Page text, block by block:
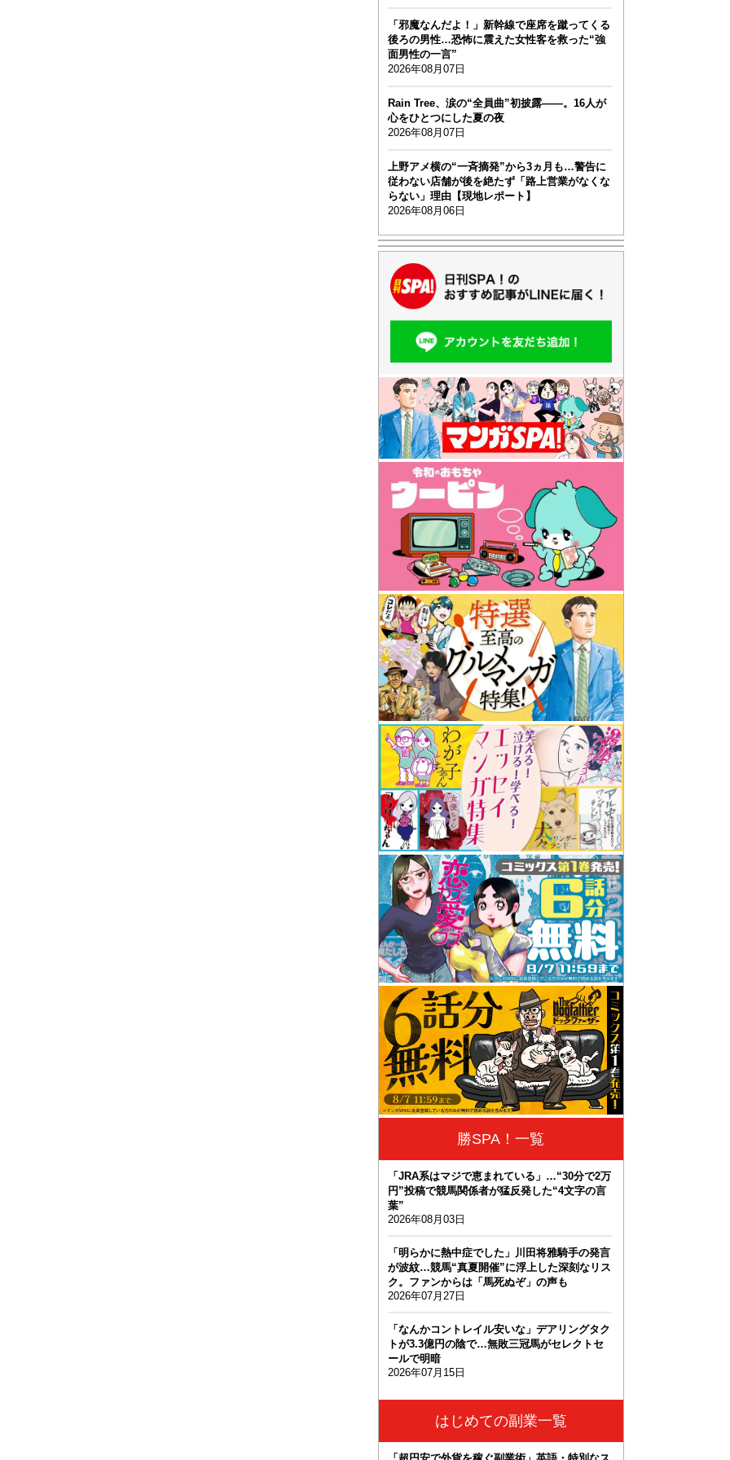
「邪魔なんだよ！」新幹線で座席を蹴ってくる
後ろの男性…恐怖に震えた女性客を救った“強
面男性の一言”
2026年08月07日
Rain Tree、涙の“全員曲”初披露――。16人が
心をひとつにした夏の夜
2026年08月07日
上野アメ横の“一斉摘発”から3ヵ月も…警告に
従わない店舗が後を絶たず「路上営業がなくな
らない」理由【現地レポート】
2026年08月06日
勝SPA！一覧
「JRA系はマジで恵まれている」…“30分で2万
円”投稿で競馬関係者が猛反発した“4文字の言
葉”
2026年08月03日
「明らかに熱中症でした」川田将雅騎手の発言
が波紋…競馬“真夏開催”に浮上した深刻なリス
ク。ファンからは「馬死ぬぞ」の声も
2026年07月27日
「なんかコントレイル安いな」デアリングタク
トが3.3億円の陰で…無敗三冠馬がセレクトセ
ールで明暗
2026年07月15日
はじめての副業一覧